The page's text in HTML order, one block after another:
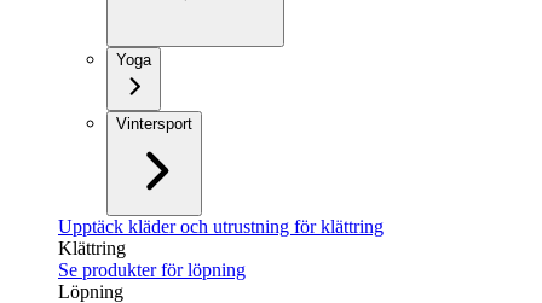
Yoga
Vintersport
Upptäck kläder och utrustning för klättring
Klättring
Se produkter för löpning
Löpning